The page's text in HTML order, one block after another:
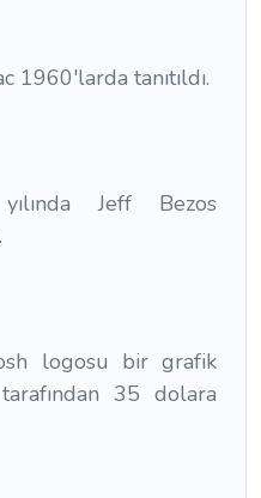
1960'larda tanıtıldı.
Jeff Bezos
logosu bir grafik
35 dolara